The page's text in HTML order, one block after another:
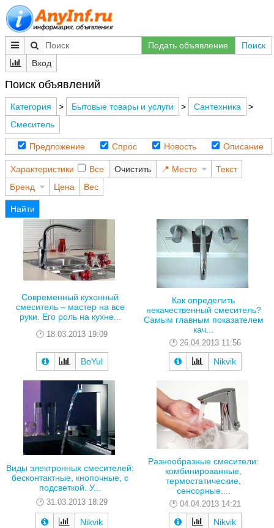
Подать объявление
Поиск
Вход
Поиск объявлений
Категория > Бытовые товары и услуги > Сантехника
>
Смеситель
Предложение Спрос Новость Описание
Характеристики Все Очистить Место
Текст
Бренд
Цена Вес
Найти
Современный кухонный
смеситель – мастер на все
руки. Его роль на кухне...
18.03.2013 19:09
BoYul
Как определить
некачественный смеситель?
Самым главным показателем
кач...
26.04.2013 11:56
Nikvik
Виды электронных смесителей:
бесконтактные, кнопочные, с
подсветкой. У...
31.03.2013 18:29
Nikvik
Разнообразные смесители:
комбинированные,
термостатические,
сенсорные....
04.04.2013 14:21
Nikvik